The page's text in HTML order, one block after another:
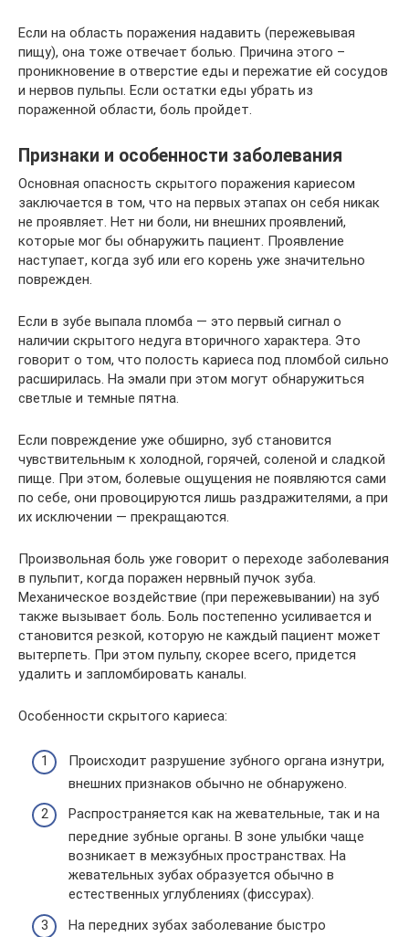
Если на область поражения надавить (пережевывая
пищу), она тоже отвечает болью. Причина этого –
проникновение в отверстие еды и пережатие ей сосудов
и нервов пульпы. Если остатки еды убрать из
пораженной области, боль пройдет.
Признаки и особенности заболевания
Основная опасность скрытого поражения кариесом
заключается в том, что на первых этапах он себя никак
не проявляет. Нет ни боли, ни внешних проявлений,
которые мог бы обнаружить пациент. Проявление
наступает, когда зуб или его корень уже значительно
поврежден.
Если в зубе выпала пломба — это первый сигнал о
наличии скрытого недуга вторичного характера. Это
говорит о том, что полость кариеса под пломбой сильно
расширилась. На эмали при этом могут обнаружиться
светлые и темные пятна.
Если повреждение уже обширно, зуб становится
чувствительным к холодной, горячей, соленой и сладкой
пище. При этом, болевые ощущения не появляются сами
по себе, они провоцируются лишь раздражителями, а при
их исключении — прекращаются.
Произвольная боль уже говорит о переходе заболевания
в пульпит, когда поражен нервный пучок зуба.
Механическое воздействие (при пережевывании) на зуб
также вызывает боль. Боль постепенно усиливается и
становится резкой, которую не каждый пациент может
вытерпеть. При этом пульпу, скорее всего, придется
удалить и запломбировать каналы.
Особенности скрытого кариеса:
Происходит разрушение зубного органа изнутри,
внешних признаков обычно не обнаружено.
Распространяется как на жевательные, так и на
передние зубные органы. В зоне улыбки чаще
возникает в межзубных пространствах. На
жевательных зубах образуется обычно в
естественных углублениях (фиссурах).
На передних зубах заболевание быстро